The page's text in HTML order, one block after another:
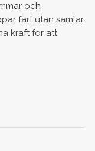
och
fart utan samlar
kraft för att